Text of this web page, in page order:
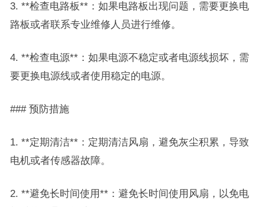
3. **检查电路板**：如果电路板出现问题，需要更换电
路板或者联系专业维修人员进行维修。
4. **检查电源**：如果电源不稳定或者电源线损坏，需
要更换电源线或者使用稳定的电源。
### 预防措施
1. **定期清洁**：定期清洁风扇，避免灰尘积累，导致
电机或者传感器故障。
2. **避免长时间使用**：避免长时间使用风扇，以免电